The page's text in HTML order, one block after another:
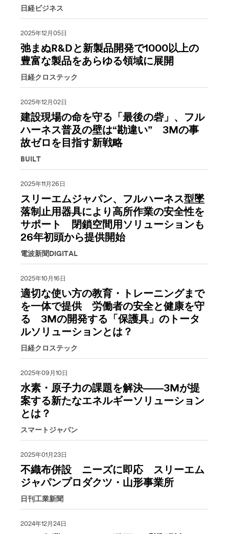
日経ビジネス
2025年12月05日
弛まぬR&Dと新製品開発で1000以上の
豊富な製品をあらゆる領域に展開
日経クロステック
2025年12月02日
建設現場の命を守る「最後の砦」、フル
ハーネス普及の壁は“勘違い” 3Mの事
故ゼロを目指す新戦略
BUILT
2025年11月26日
スリーエムジャパン、フルハーネス型墜
落制止用器具により高所作業の安全性を
サポート 閉鎖空間用ソリューションも
26年初頭から提供開始
電波新聞DIGITAL
2025年10月16日
適切な使い方の教育・トレーニングまで
を一体で提供 労働者の安全と健康を守
る 3Mの開発する「保護具」のトータ
ルソリューションとは？
日経クロステック
2025年09月10日
水素・原子力の課題を解決――3Mが提
案する新たなエネルギーソリューション
とは？
スマートジャパン
2025年01月23日
不織布併設 ニーズに即応 スリーエム
ジャパンプロダクツ・山形事業所
日刊工業新聞
2024年12月24日